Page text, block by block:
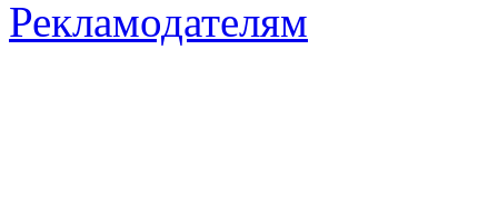
Рекламодателям